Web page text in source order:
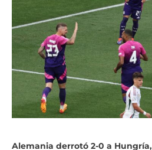
Alemania derrotó 2-0 a Hungría,